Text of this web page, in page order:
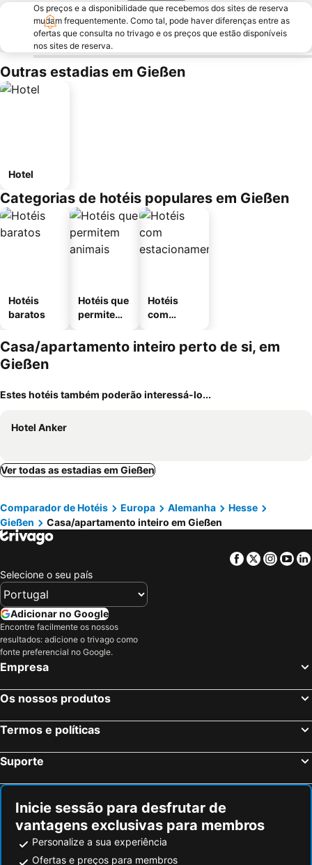
Os preços e a disponibilidade que recebemos dos sites de reserva
mudam frequentemente. Como tal, pode haver diferenças entre as
ofertas que consulta no trivago e os preços que estão disponíveis
nos sites de reserva.
Outras estadias em Gießen
Hotel
Categorias de hotéis populares em Gießen
Hotéis
baratos
Hotéis que
permitem
Hotéis
com
mento
Casa/apartamento inteiro perto de si, em
Gießen
Estes hotéis também poderão interessá-lo...
Hotel Anker
Ver todas as estadias em Gießen
Comparador de Hotéis Europa Alemanha
Hesse
Gießen
Casa/apartamento inteiro em Gießen
Facebook
Twitter
Selecione o seu país
Adicionar no Google
Encontre facilmente os nossos
resultados: adicione o trivago como
fonte preferencial no Google.
Empresa
Os nossos produtos
Termos e políticas
Suporte
Inicie sessão para desfrutar de
vantagens exclusivas para membros
Personalize a sua experiência
Ofertas e preços para membros